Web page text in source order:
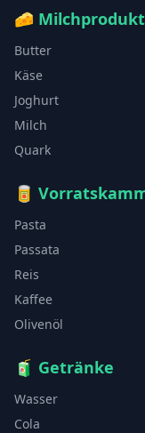
🧀
Butter
Käse
Joghurt
Milch
Quark
🥫
Pasta
Passata
Reis
Kaffee
Olivenöl
🧃 Getränke
Wasser
Cola